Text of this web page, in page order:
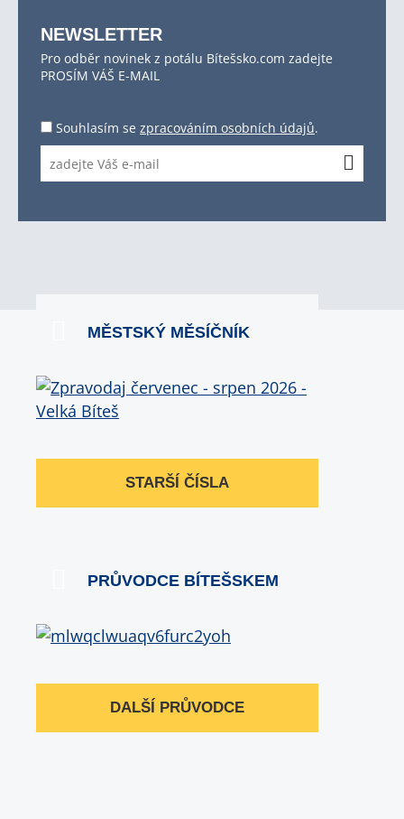
NEWSLETTER
Pro odběr novinek z potálu Bítešsko.com zadejte
PROSÍM VÁŠ E-MAIL
Souhlasím se zpracováním osobních údajů.
MĚSTSKÝ MĚSÍČNÍK
STARŠÍ ČÍSLA
PRŮVODCE BÍTEŠSKEM
DALŠÍ PRŮVODCE